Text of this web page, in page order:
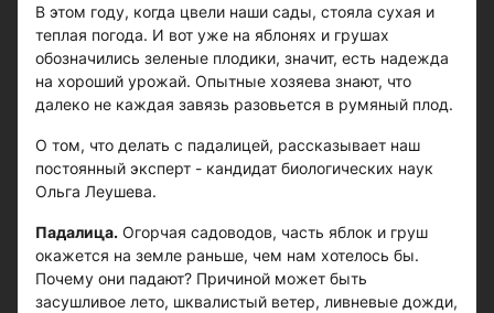
В этом году, когда цвели наши сады, стояла сухая и
теплая погода. И вот уже на яблонях и грушах
обозначились зеленые плодики, значит, есть надежда
на хороший урожай. Опытные хозяева знают, что
далеко не каждая завязь разовьется в румяный плод.
О том, что делать с падалицей, рассказывает наш
постоянный эксперт - кандидат биологических наук
Ольга Леушева.
Падалица. Огорчая садоводов, часть яблок и груш
окажется на земле раньше, чем нам хотелось бы.
Почему они падают? Причиной может быть
засушливое лето, шквалистый ветер, ливневые дожди,